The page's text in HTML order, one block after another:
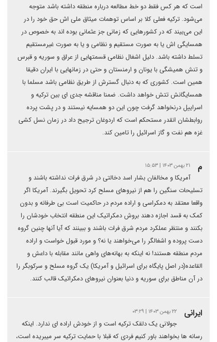
است که هر کس فقط دو خط مطالعه درباره منطقه داشته باشد متوجه
می‌شود. ترکیه فعلی کلا بر اساس توهمات میثاق ملی اش حق خود را در
این می‌بیند که در کشورهایی که زمانی جز عثمانی بوده اند به خصوص در
همسایگی اش یا به صورت مستقیم و نظامی و یا به صورت غیرمستقیم
تسلط داشته باشد. دلیل اشغال نظامی قسمتهایی از عراق و سوریه و قبرس
و تنش همیشگی با یونان و ارمنستان و حتی در زمانهایی با ایران دقیقا
همین است. کشوری که به دنبال گسترش از طریق نظامی باشد مسلما با
همسایگانش تتش خواهد داشت. ضمنا مناقشه جدی ای بین ترکیه و
اسراییل درنخواهد گرفت چون این دو همسایه نیستند و در پشت پرده
روابطشان انقدر مستحکم است که اردوغان ترجیح داد در زمان نسل کشی
غزه هم نفت و گاز اسرائیل را تامین کند.
م ۲۱ بهمن ۱۴۰۳ | ۱۵:۵۳
آمریکا و مخالفان بشار اسد دخالتی در شرق فرات نداشته باشند و
تسلیحات سنگین را هم از نیروهای مسلح کرد تحویل بگیرند. آمریکا اگر
واقعا معتقد به دمکراسی و اراده مردم در حاکمیت است بی طرفانه و بدون
کمک به قسد اجازه دهند بروش دمکراتیک این منطقه انتخاب خودشان را
بکنند و منتظر عملکرد مردم شرق فرات باشند و ببینند که آیا آنها چنین گروه
دست پروده و اشغالگر را می‌خواهند یا نه؟ و مورد قبول خواست و اراده
مردم منطقه هستند! نه اینکه به بهانه‌های واهی مانند مقابله با داعش و
القاعده(در اصل پایگاه برای اسرائیل و آمریکا) یک گروه مسلح و سرکوبگر را
در آن مناطق برای سوریه و دنیا بعنوان نیروهای دمکراتیک قالب کنند.
ایرانی ۲۲ بهمن ۱۴۰۳ | ۰۳:۲۹
جولانی یک دلقک ترکیه است و از خودش اراده ای ندارد. اینکه
رسانه ها بخواهند باور کنیم فردی که قبلا با حمایت ترکیه سر میبریده است،